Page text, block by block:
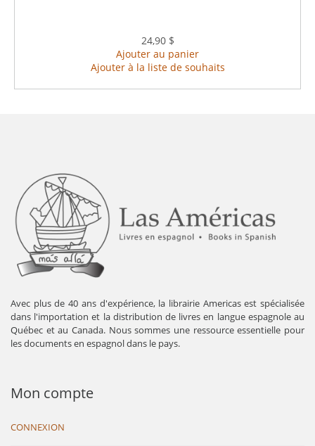
24,90 $
Ajouter au panier
Ajouter à la liste de souhaits
Avec plus de 40 ans d'expérience, la librairie Americas est spécialisée
dans l'importation et la distribution de livres en langue espagnole au
Québec et au Canada. Nous sommes une ressource essentielle pour
les documents en espagnol dans le pays.
Mon compte
CONNEXION